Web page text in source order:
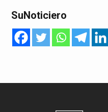
SuNoticiero